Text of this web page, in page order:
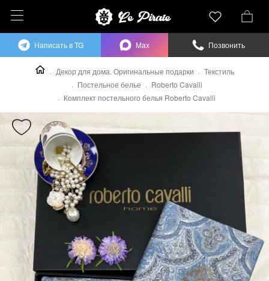
Декор для дома. Оригинальные подарки
Текстиль
Постельное белье
Roberto Cavalli
Комплект постельного белья Roberto Cavalli
Написать в TG Max Позвонить